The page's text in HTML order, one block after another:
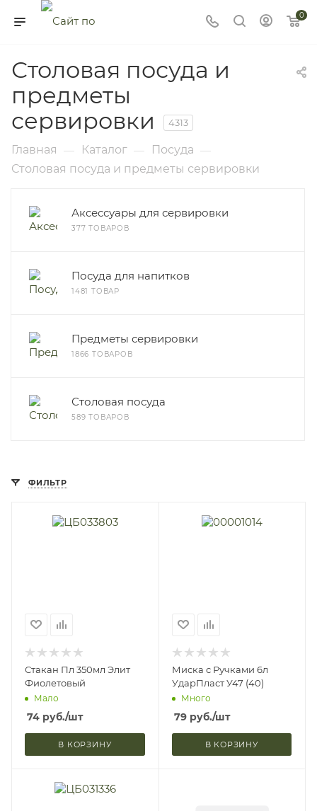
0
Столовая посуда и
предметы
сервировки
4313
Главная — Каталог — Посуда —
Столовая посуда и предметы сервировки
Аксессуары для сервировки
377 ТОВАРОВ
Посуда для напитков
1481 ТОВАР
Предметы сервировки
1866 ТОВАРОВ
Столовая посуда
589 ТОВАРОВ
ФИЛЬТР
Стакан Пл 350мл Элит
Фиолетовый
Мало
74 руб./шт
В КОРЗИНУ
Миска с Ручками 6л
УдарПласт У47 (40)
Много
79руб./шт
В КОРЗИНУ